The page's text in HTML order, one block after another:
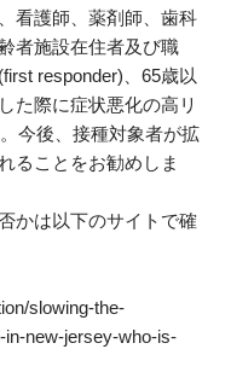
看護師、薬剤師、歯科
者施設在住者及び職
responder)、65歳以
た際に症状悪化の高リ
今後、接種対象者が拡
ることをお勧めしま
かは以下のサイトで確
slowing-the-
in-new-jersey-who-is-